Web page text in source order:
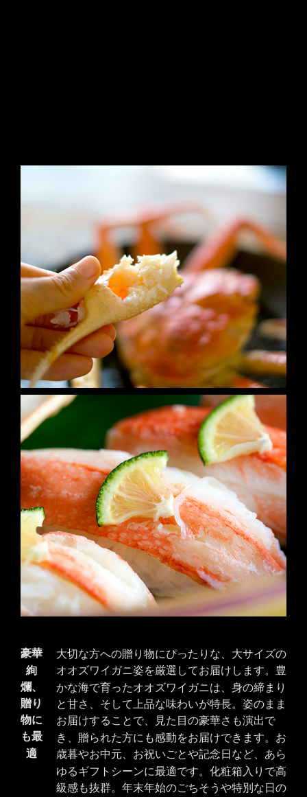
豪華
絢
爛、
贈り
物に
も最
適
大切な方への贈り物にぴったりな、大サイズの
オオズワイガニ姿を厳選してお届けします。豊
かな海で育ったオオズワイガニは、身の締まり
と甘さ、そして上品な味わいが特長。姿のまま
お届けすることで、見た目の豪華さも演出で
き、贈られた方にも感動をお届けできます。お
歳暮やお中元、お祝いごとや記念日など、あら
ゆるギフトシーンに最適です。化粧箱入りで高
級感も抜群。年末年始のごちそうや特別な日の